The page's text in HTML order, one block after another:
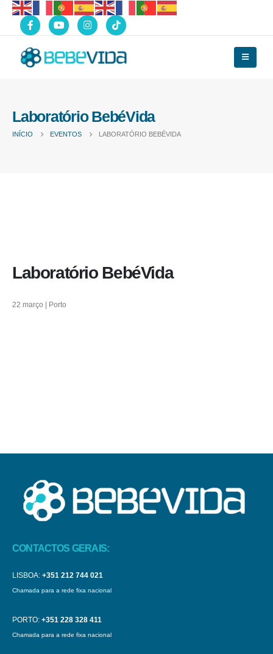
Laboratório BebéVida
INÍCIO EVENTOS LABORATÓRIO BEBÉVIDA
Laboratório BebéVida
22 março | Porto
CONTACTOS GERAIS:
LISBOA: +351 212 744 021
Chamada para a rede fixa nacional
PORTO: +351 228 328 411
Chamada para a rede fixa nacional